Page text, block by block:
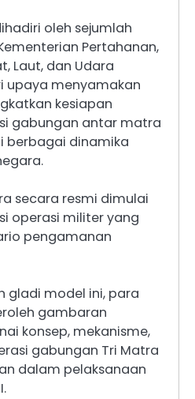
oleh sejumlah
Pertahanan,
Laut, dan Udara
upaya menyamakan
kesiapan
gabungan antar matra
berbagai dinamika
secara resmi dimulai
operasi militer yang
pengamanan
gladi model ini, para
gambaran
konsep, mekanisme,
gabungan Tri Matra
dalam pelaksanaan